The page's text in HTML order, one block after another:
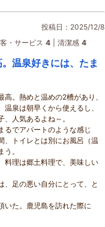
投稿日：2025/12/8
・サービス 4 清潔感 4
温泉好きには、たま
。熱めと温めの2槽があり、
泉は朝早くから使えるし、
人気あるよね～。
るでアパートのような感じ
、トイレとは別にお風呂（温
。
料理は郷土料理で、美味しい
、足の悪い自分にとって、と
いた。鹿児島を訪れた際に